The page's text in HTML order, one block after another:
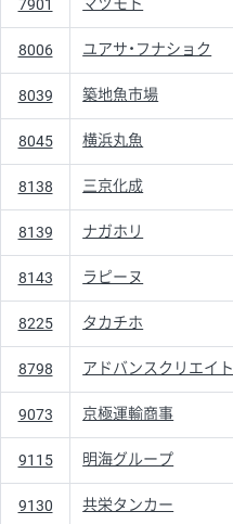
7901 マツモト
8006 ユアサ・フナショク
8039 築地魚市場
8045 横浜丸魚
8138 三京化成
8139 ナガホリ
8143 ラピーヌ
8225 タカチホ
8798 アドバンスクリエイト
9073 京極運輸商事
9115 明海グループ
9130 共栄タンカー